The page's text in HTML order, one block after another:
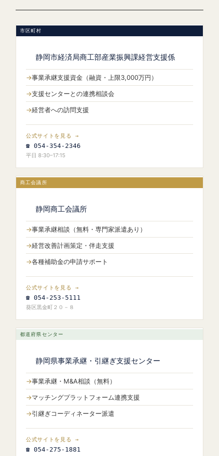
市区町村
静岡市経済局商工部産業振興課経営支援係
事業承継支援資金（融資・上限3,000万円）
支援センターとの連携相談会
経営者への訪問支援
公式サイトを見る →
☎ 054-354-2346
平日 8:30–17:15
商工会議所
静岡商工会議所
事業承継相談（無料・専門家派遣あり）
経営改善計画策定・伴走支援
各種補助金の申請サポート
公式サイトを見る →
☎ 054-253-5111
葵区黒金町２０－８
都道府県センター
静岡県事業承継・引継ぎ支援センター
事業承継・M&A相談（無料）
マッチングプラットフォーム連携支援
引継ぎコーディネーター派遣
公式サイトを見る →
☎ 054-275-1881